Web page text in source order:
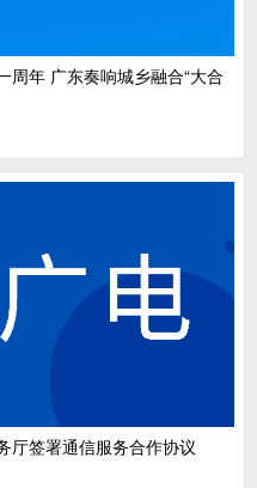
周年 广东奏响城乡融合“大合
厅签署通信服务合作协议